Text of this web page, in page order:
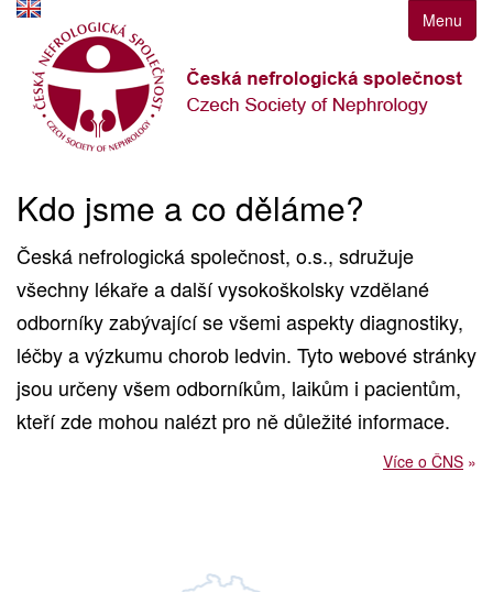
k
navigaci
Přejít
obsah
postrannímu
Klávesové
zkratky
Menu
Kdo jsme a co děláme?
Česká nefrologická společnost, o.s., sdružuje
všechny lékaře a další vysokoškolsky vzdělané
odborníky zabývající se všemi aspekty diagnostiky,
léčby a výzkumu chorob ledvin. Tyto webové stránky
jsou určeny všem odborníkům, laikům i pacientům,
kteří zde mohou nalézt pro ně důležité informace.
Více o ČNS »